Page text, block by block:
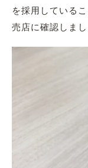
を採用している
売店に確認しまし